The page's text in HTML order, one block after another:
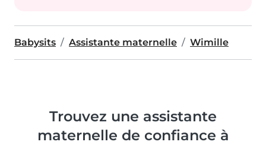
Babysits Assistante maternelle Wimille
Trouvez une assistante
maternelle de confiance à